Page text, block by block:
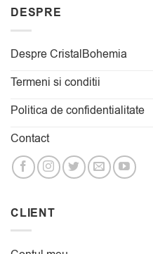
DESPRE
Despre CristalBohemia
Termeni si conditii
Politica de confidentialitate
Contact
CLIENT